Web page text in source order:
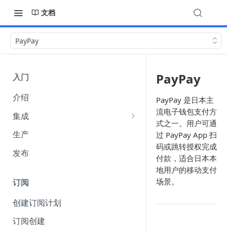
文档
PayPay
入门
介绍
集成
集成选项
API 身份验证
（Authentication）
Webhook
收单货币 amount 参数说明
FuturePay 系统错误码响应文档
生产
发布
订阅
创建订阅计划
订阅创建
PayPay
PayPay 是日本主
流电子钱包支付方
式之一。用户可通
过 PayPay App 扫
码或跳转授权完成
付款，适合日本本
地用户的移动支付
场景。